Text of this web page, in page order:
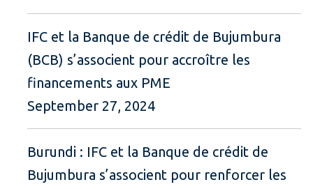
IFC et la Banque de crédit de Bujumbura
(BCB) s’associent pour accroître les
financements aux PME
September 27, 2024
Burundi : IFC et la Banque de crédit de
Bujumbura s’associent pour renforcer les